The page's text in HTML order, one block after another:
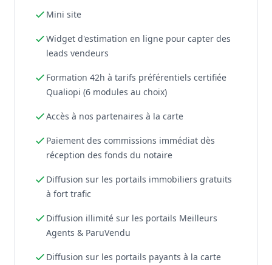
Mini site
Widget d'estimation en ligne pour capter des
leads vendeurs
Formation 42h à tarifs préférentiels certifiée
Qualiopi (6 modules au choix)
Accès à nos partenaires à la carte
Paiement des commissions immédiat dès
réception des fonds du notaire
Diffusion sur les portails immobiliers gratuits
à fort trafic
Diffusion illimité sur les portails Meilleurs
Agents & ParuVendu
Diffusion sur les portails payants à la carte